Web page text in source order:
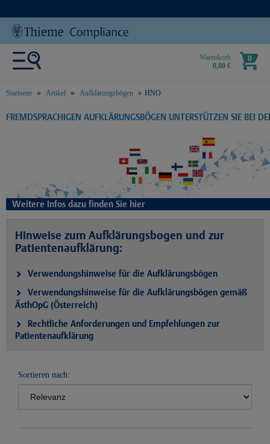
Warenkorb
0,00 €
0
Startseite Artikel Aufklärungsbögen HNO
text.skipToContent
text.skipToNavigation
FREMDSPRACHIGEN AUFKLÄRUNGSBÖGEN UNTERSTÜTZEN SIE BEI
Weitere Infos dazu finden Sie hier
Hinweise zum Aufklärungsbogen und zur
Patientenaufklärung:
Verwendungshinweise für die Aufklärungsbögen
Verwendungshinweise für die Aufklärungsbögen gemäß
ÄsthOpG (Österreich)
Rechtliche Anforderungen und Empfehlungen zur
Patientenaufklärung
Sortieren nach: